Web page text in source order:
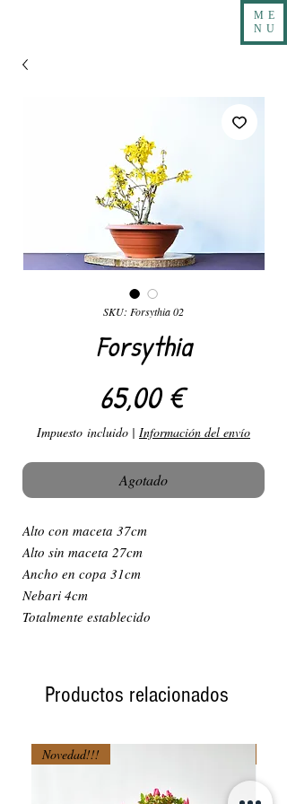
ME
NU
SKU: Forsythia 02
Forsythia
65,00 €Precio
Impuesto incluido | Información del envío
Agotado
Alto con maceta 37cm
Alto sin maceta 27cm
Ancho en copa 31cm
Nebari 4cm
Totalmente establecido
Productos relacionados
Novedad!!!